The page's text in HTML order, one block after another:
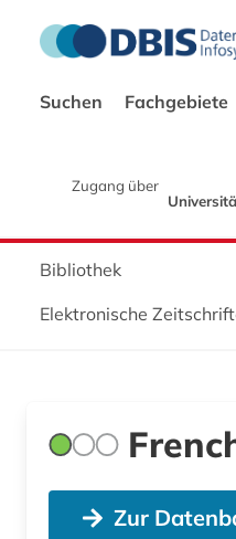
Suchen Fachgebiete
Zugang über
Bibliothek
Elektronische
Zur